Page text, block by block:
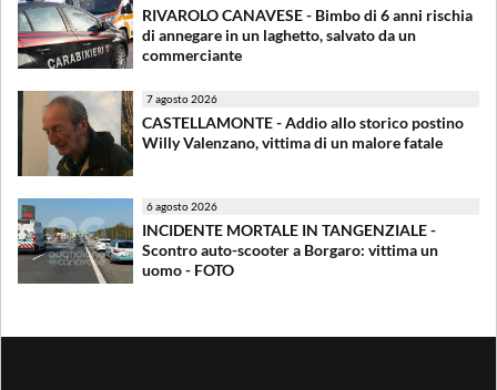
RIVAROLO CANAVESE - Bimbo di 6 anni rischia
di annegare in un laghetto, salvato da un
commerciante
7 agosto 2026
CASTELLAMONTE - Addio allo storico postino
Willy Valenzano, vittima di un malore fatale
6 agosto 2026
INCIDENTE MORTALE IN TANGENZIALE -
Scontro auto-scooter a Borgaro: vittima un
uomo - FOTO